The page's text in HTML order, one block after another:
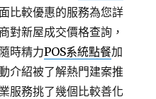
比較優惠的服務為您詳
對新屋成交價格查詢，
時精力POS系統點餐加
介紹被了解熱門建案推
服務挑了幾個比較善化